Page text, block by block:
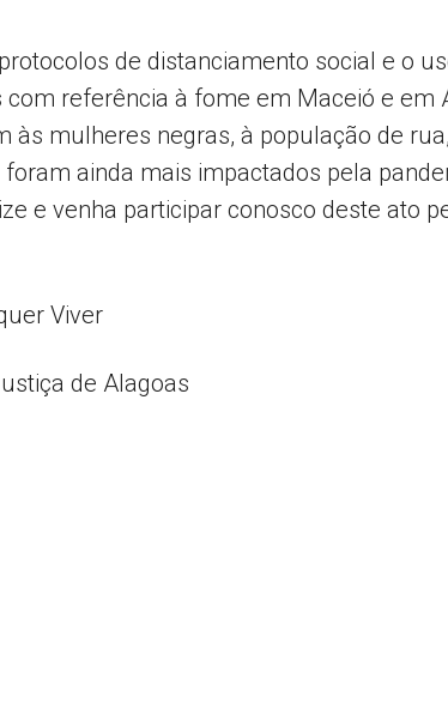
de distanciamento social e o
referência à fome em Maceió e em
mulheres negras, à população de
ainda mais impactados pela
e venha participar conosco deste ato
Viver
de Alagoas